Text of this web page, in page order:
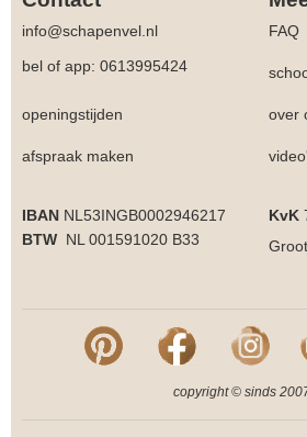
info@schapenvel.nl
FAQ
bel of app: 0613995424
openingstijden over
afspraak maken
IBAN NL53INGB0002946217 KvK
BTW NL 001591020 B33
copyright © sinds